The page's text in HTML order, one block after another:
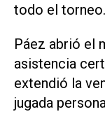
todo el torneo.
Páez abrió el
asistencia
extendió la
jugada